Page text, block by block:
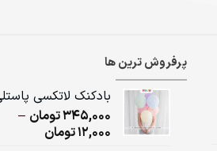
پرفروش ترین ها
بادکنک لاتکسی
345,000تومان –
12,000تومانPrice